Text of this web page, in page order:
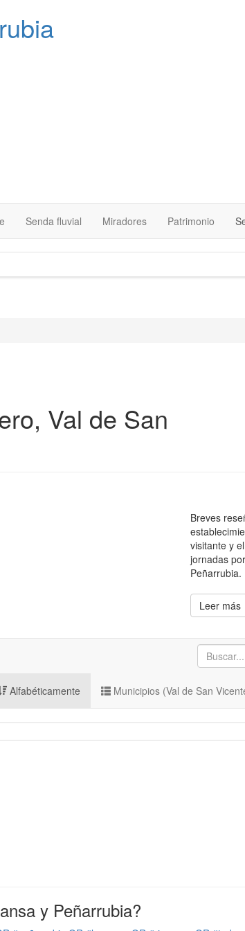
Senda fluvial Miradores Patrimonio
Val de San
Breves
visitante y
jornadas
Peñarrubia.
Leer más
Alfabéticamente Municipios (Val de San
y Peñarrubia?